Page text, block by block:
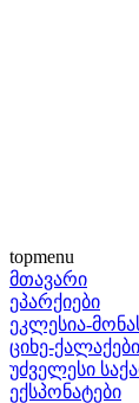
topmenu
მთავარი
ეპარქიები
ეკლესია-
ციხე-ქალაქები
უძველესი
ექსპონატები